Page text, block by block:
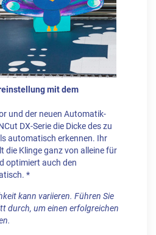
mit dem
und der neuen Automatik-
DX-Serie die Dicke des zu
automatisch erkennen. Ihr
die Klinge ganz von alleine für
optimiert auch den
*
kann variieren. Führen Sie
durch, um einen erfolgreichen